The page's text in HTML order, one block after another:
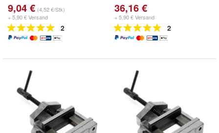
9,04 € (4,52 €/Stk)
+ 5,90 € Versand
2
36,16 €
+ 5,90 € Versand
2